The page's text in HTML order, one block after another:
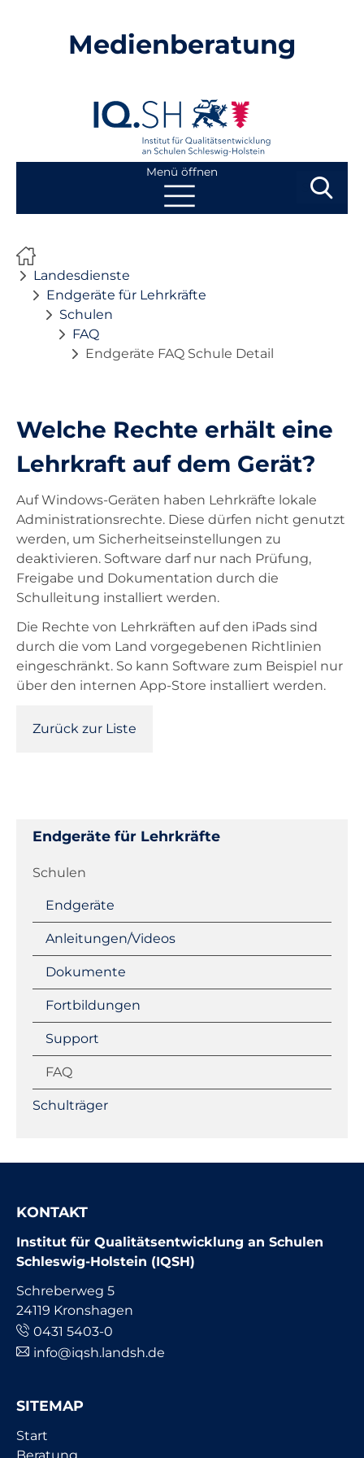
Medienberatung
Menü öffnen
Beratung
Fortbildung
Ausstattung
Landesdienste
Kontakt
Landesdienste
Endgeräte für Lehrkräfte
Schulen
FAQ
Endgeräte FAQ Schule Detail
Welche Rechte erhält eine
Lehrkraft auf dem Gerät?
Auf Windows-Geräten haben Lehrkräfte lokale
Administrationsrechte. Diese dürfen nicht genutzt
werden, um Sicherheitseinstellungen zu
deaktivieren. Software darf nur nach Prüfung,
Freigabe und Dokumentation durch die
Schulleitung installiert werden.
Die Rechte von Lehrkräften auf den iPads sind
durch die vom Land vorgegebenen Richtlinien
eingeschränkt. So kann Software zum Beispiel nur
über den internen App-Store installiert werden.
Zurück zur Liste
Endgeräte für Lehrkräfte
Navigation
Schulen
Endgeräte
Anleitungen/Videos
Dokumente
Fortbildungen
Support
FAQ
Schulträger
KONTAKT
Institut für Qualitätsentwicklung an Schulen
Schleswig-Holstein (IQSH)
Schreberweg 5
24119 Kronshagen
0431 5403-0
info@iqsh.landsh.de
SITEMAP
Navigation
überspringen
Start